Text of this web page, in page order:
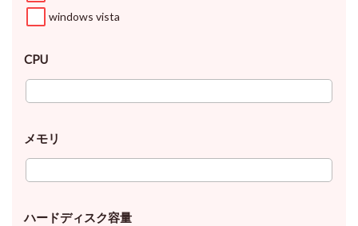
windows vista
CPU
メモリ
ハードディスク容量